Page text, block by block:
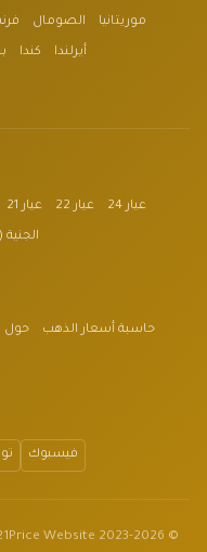
موريتانيا الصومال
أيرلندا كندا
عيار 24 عيار 22 عيار 21
الجنية (24K)
حاسبة أسعار الذهب حول
فيسبوك